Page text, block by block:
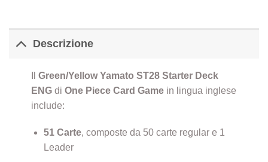
Descrizione
Green/Yellow Yamato ST28 Starter Deck
ENGdi One Piece Card Gamein lingua inglese
include:
51 Carte, composte da 50 carte regular e 1
Leader